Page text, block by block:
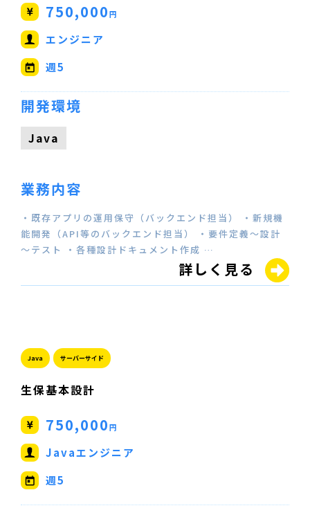
750,000円
エンジニア
週5
開発環境
Java
業務内容
・既存アプリの運用保守（バックエンド担当） ・新規機
能開発（API等のバックエンド担当） ・要件定義～設計
～テスト ・各種設計ドキュメント作成 …
詳しく見る
Java サーバーサイド
生保基本設計
750,000円
Javaエンジニア
週5